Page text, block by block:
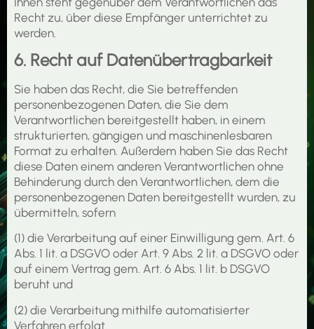
Recht zu, über diese Empfänger unterrichtet zu
werden.
6. Recht auf Datenübertragbarkeit
Sie haben das Recht, die Sie betreffenden
personenbezogenen Daten, die Sie dem
Verantwortlichen bereitgestellt haben, in einem
strukturierten, gängigen und maschinenlesbaren
Format zu erhalten. Außerdem haben Sie das Recht
diese Daten einem anderen Verantwortlichen ohne
Behinderung durch den Verantwortlichen, dem die
personenbezogenen Daten bereitgestellt wurden, zu
übermitteln, sofern
(1) die Verarbeitung auf einer Einwilligung gem. Art. 6
Abs. 1 lit. a DSGVO oder Art. 9 Abs. 2 lit. a DSGVO oder
auf einem Vertrag gem. Art. 6 Abs. 1 lit. b DSGVO
beruht und
(2) die Verarbeitung mithilfe automatisierter
Verfahren erfolgt.